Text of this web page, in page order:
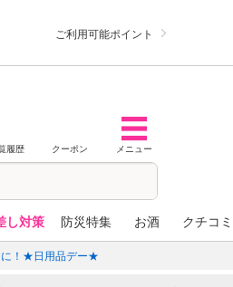
ご利用可能ポイント
履歴 クーポン メニュー
し対策 防災特集 お酒 クチコ
に！★日用品デー★